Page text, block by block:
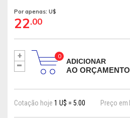
Por apenas: U$
22.00
+
- ADICIONAR
AO ORÇAMENTO
Cotação hoje 1 U$ = 5.00 Preço em